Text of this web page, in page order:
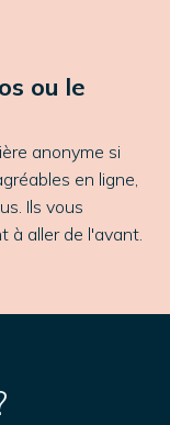
ou le
anonyme si
en ligne,
Ils vous
à aller de l'avant.